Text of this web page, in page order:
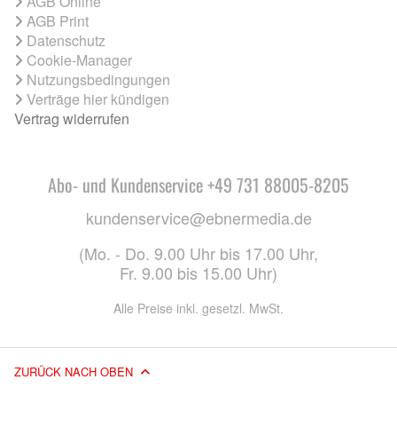
AGB Print
Datenschutz
Cookie-Manager
Nutzungsbedingungen
Verträge hier kündigen
Vertrag widerrufen
Abo- und Kundenservice +49 731 88005-8205
kundenservice@ebnermedia.de
(Mo. - Do. 9.00 Uhr bis 17.00 Uhr,
Fr. 9.00 bis 15.00 Uhr)
Alle Preise inkl. gesetzl. MwSt.
ZURÜCK NACH OBEN